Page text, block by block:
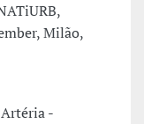
Milão,
-